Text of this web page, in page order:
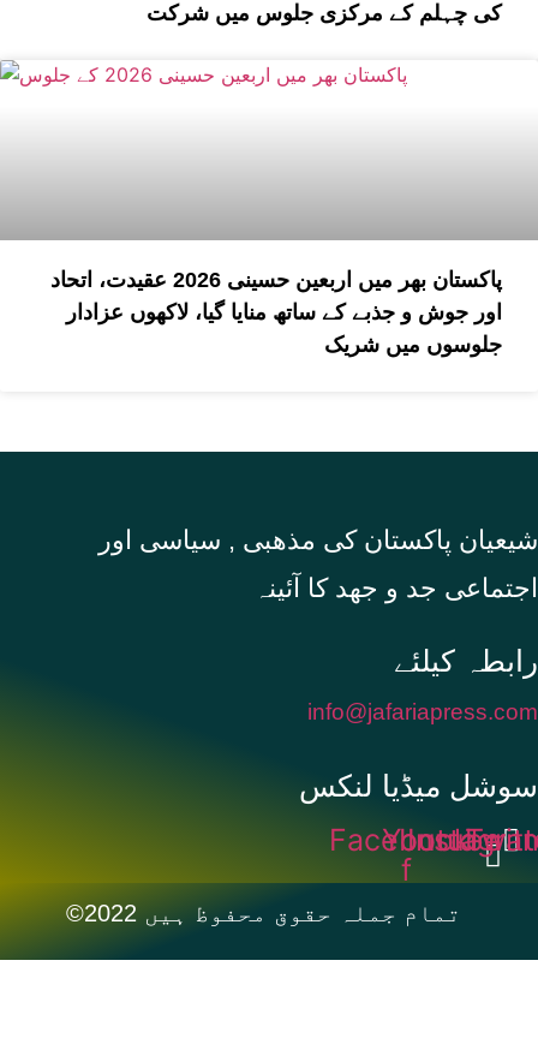
کی چہلم کے مرکزی جلوس میں شرکت
پاکستان بھر میں اربعین حسینی 2026 عقیدت، اتحاد
اور جوش و جذبے کے ساتھ منایا گیا، لاکھوں عزادار
جلوسوں میں شریک
شیعیان پاکستان کی مذهبی , سیاسی اور
اجتماعی جد و جهد کا آئینہ
info@jafariapress.com​
سوشل میڈیا لنکس
Facebook-
f
Youtube
©2022 تمام جملہ حقوق محفوظ ہیں